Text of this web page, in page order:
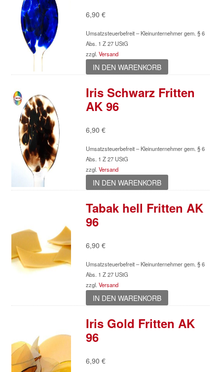
6,90 €
Umsatzsteuerbefreit – Kleinunternehmer gem. § 6
Abs. 1 Z 27 UStG
zzgl. Versand
IN DEN WARENKORB
Iris Schwarz Fritten
AK 96
6,90 €
Umsatzsteuerbefreit – Kleinunternehmer gem. § 6
Abs. 1 Z 27 UStG
zzgl. Versand
IN DEN WARENKORB
Tabak hell Fritten AK
96
6,90 €
Umsatzsteuerbefreit – Kleinunternehmer gem. § 6
Abs. 1 Z 27 UStG
zzgl. Versand
IN DEN WARENKORB
Iris Gold Fritten AK
96
6,90 €